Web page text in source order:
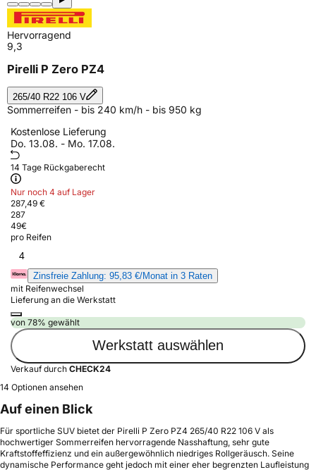
Hervorragend
9,3
Pirelli P Zero PZ4
265/40 R22 106 V
Sommerreifen - bis 240 km/h - bis 950 kg
Kostenlose Lieferung
Do. 13.08. - Mo. 17.08.
14 Tage Rückgaberecht
Nur noch 4 auf Lager
287,49 €
287
49€
pro Reifen
4
Zinsfreie Zahlung: 95,83 €/Monat in 3 Raten
mit Reifenwechsel
Lieferung an die Werkstatt
von 78% gewählt
Werkstatt auswählen
Verkauf durch CHECK24
14 Optionen ansehen
Auf einen Blick
Für sportliche SUV bietet der Pirelli P Zero PZ4 265/40 R22 106 V als
hochwertiger Sommerreifen hervorragende Nasshaftung, sehr gute
Kraftstoffeffizienz und ein außergewöhnlich niedriges Rollgeräusch. Seine
dynamische Performance geht jedoch mit einer eher begrenzten Laufleistung